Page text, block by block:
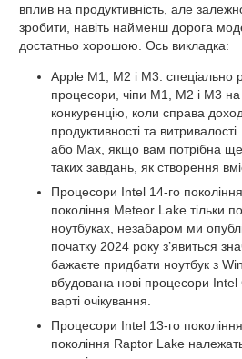
вплив на продуктивність, але
зробити, навіть найменш дорога
достатньо хорошою. Ось викладка:
Apple M1, M2 і M3: спеціально
процесори, чіпи M1, M2 і M3
конкуренцію, коли справа
продуктивності та
або Max, якщо вам потрібна ще
таких завдань, як створення
Процесори Intel 14-го
покоління Meteor Lake тільки
ноутбуках, незабаром ми
початку 2024 року з’явиться
бажаєте придбати ноутбук з
вбудована нові процесори
варті очікування.
Процесори Intel 13-го
покоління Raptor Lake